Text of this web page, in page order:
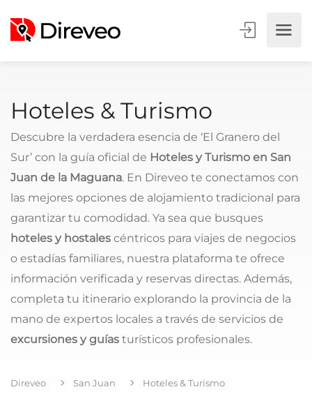
Hoteles & Turismo
Descubre la verdadera esencia de ‘El Granero del
Sur’ con la guía oficial de Hoteles y Turismo en San
Juan de la Maguana. En Direveo te conectamos con
las mejores opciones de alojamiento tradicional para
garantizar tu comodidad. Ya sea que busques
hoteles y hostales céntricos para viajes de negocios
o estadías familiares, nuestra plataforma te ofrece
información verificada y reservas directas. Además,
completa tu itinerario explorando la provincia de la
mano de expertos locales a través de servicios de
excursiones y guías turísticos profesionales.
Direveo San Juan Hoteles & Turismo